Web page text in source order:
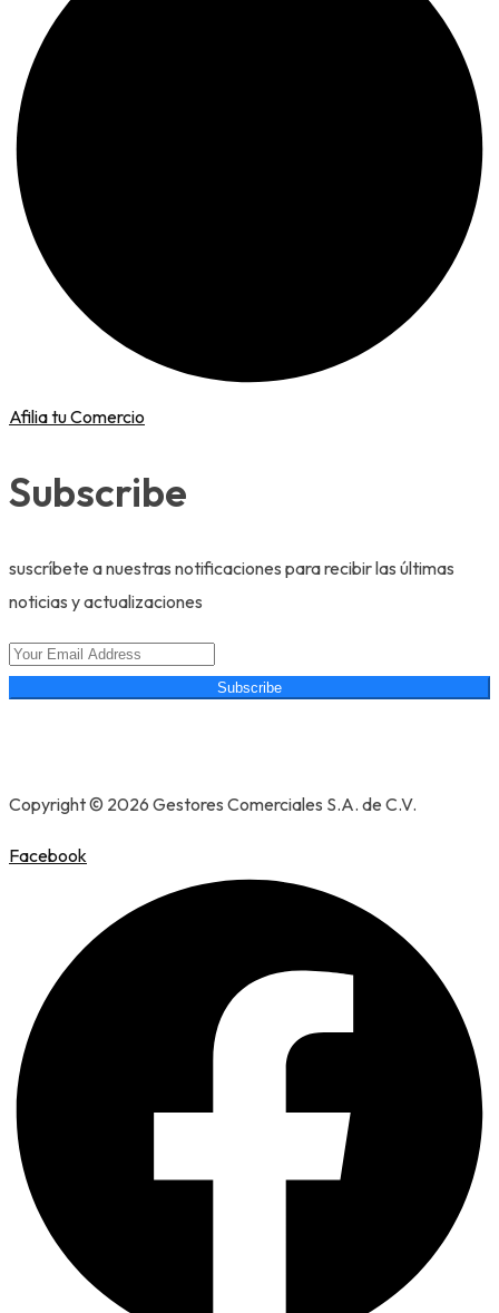
Afilia tu Comercio
Subscribe
suscríbete a nuestras notificaciones para recibir las últimas
noticias y actualizaciones
Subscribe
Copyright © 2026 Gestores Comerciales S.A. de C.V.
Facebook